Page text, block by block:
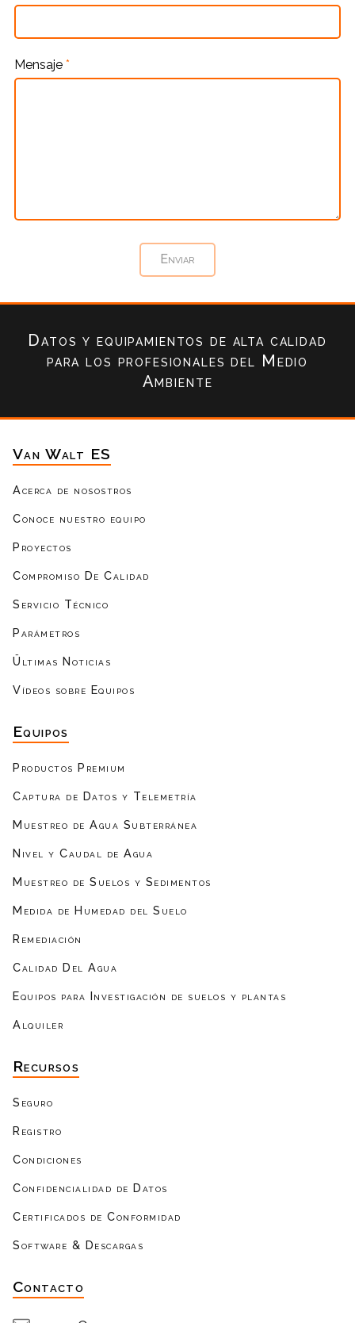
Mensaje *
Datos y equipamientos de alta calidad
para los profesionales del Medio
Ambiente
Van Walt ES
Acerca de nosostros
Conoce nuestro equipo
Proyectos
Compromiso De Calidad
Servicio Técnico
Parámetros
Ültimas Noticias
Vídeos sobre Equipos
Equipos
Productos Premium
Captura de Datos y Telemetría
Muestreo de Agua Subterránea
Nivel y Caudal de Agua
Muestreo de Suelos y Sedimentos
Medida de Humedad del Suelo
Remediación
Calidad Del Agua
Equipos para Investigación de suelos y plantas
Alquiler
Recursos
Seguro
Registro
Condiciones
Confidencialidad de Datos
Certificados de Conformidad
Software & Descargas
Contacto